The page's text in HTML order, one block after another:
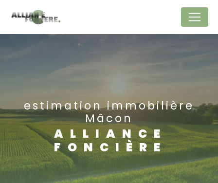
estimation immobilière
Mâcon
ALLIANCE
FONCIÈRE